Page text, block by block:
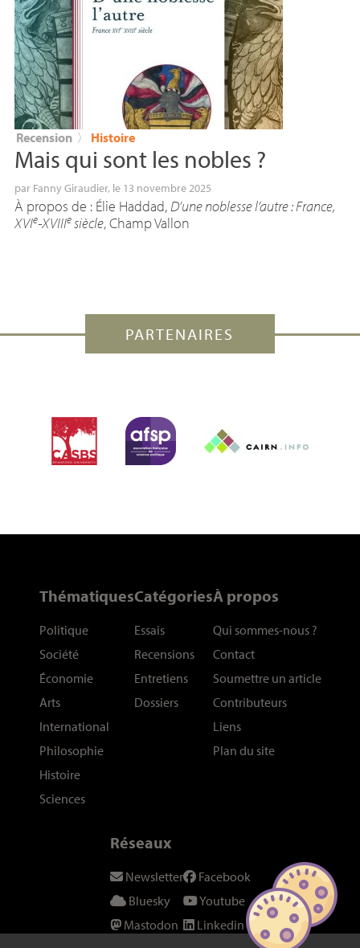
Recension 〉 Histoire
Mais qui sont les nobles ?
par Fanny Giraudier, le 13 novembre 2025
À propos de : Élie Haddad,D’une noblesse l’autre : France,
XVIe-XVIIIesiècle, Champ Vallon
PARTENAIRES
Thématiques
Politique
Société
Économie
Arts
International
Philosophie
Histoire
Sciences
Catégories
Essais
Recensions
Entretiens
Dossiers
À propos
Qui sommes-nous ?
Contact
Soumettre un article
Contributeurs
Liens
Plan du site
Réseaux
Newsletter
Bluesky
Mastodon
Facebook
Youtube
Linkedin